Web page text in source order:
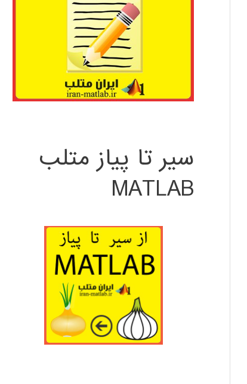
سیر تا پیاز متلب
MATLAB